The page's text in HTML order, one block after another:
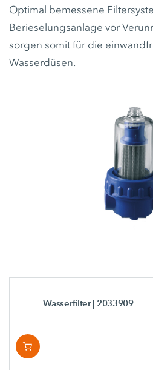
Optimal bemessene
Berieselungsanlage vor
sorgen somit für die
Wasserdüsen.
Wasserfilter| 2033909